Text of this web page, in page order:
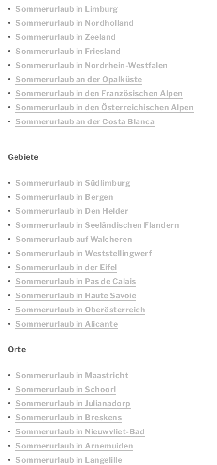
Sommerurlaub in Limburg
Sommerurlaub in Nordholland
Sommerurlaub in Zeeland
Sommerurlaub in Friesland
Sommerurlaub in Nordrhein-Westfalen
Sommerurlaub an der Opalküste
Sommerurlaub in den Französischen Alpen
Sommerurlaub in den Österreichischen Alpen
Sommerurlaub an der Costa Blanca
Gebiete
Sommerurlaub in Südlimburg
Sommerurlaub in Bergen
Sommerurlaub in Den Helder
Sommerurlaub in Seeländischen Flandern
Sommerurlaub auf Walcheren
Sommerurlaub in Weststellingwerf
Sommerurlaub in der Eifel
Sommerurlaub in Pas de Calais
Sommerurlaub in Haute Savoie
Sommerurlaub in Oberösterreich
Sommerurlaub in Alicante
Orte
Sommerurlaub in Maastricht
Sommerurlaub in Schoorl
Sommerurlaub in Julianadorp
Sommerurlaub in Breskens
Sommerurlaub in Nieuwvliet-Bad
Sommerurlaub in Arnemuiden
Sommerurlaub in Langelille